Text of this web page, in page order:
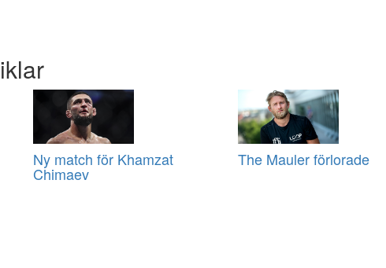
Ny match för Khamzat
Chimaev
The Mauler förlorade